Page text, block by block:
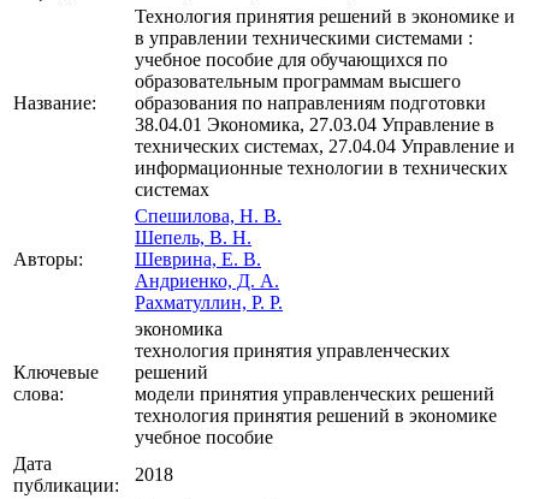
Название:
Технология принятия решений в экономике и
в управлении техническими системами :
учебное пособие для обучающихся по
образовательным программам высшего
образования по направлениям подготовки
38.04.01 Экономика, 27.03.04 Управление в
технических системах, 27.04.04 Управление и
информационные технологии в технических
системах
Авторы:
Спешилова, Н. В.
Шепель, В. Н.
Шеврина, Е. В.
Андриенко, Д. А.
Рахматуллин, Р. Р.
Ключевые
слова:
экономика
технология принятия управленческих
решений
модели принятия управленческих решений
технология принятия решений в экономике
учебное пособие
Дата
публикации:
2018